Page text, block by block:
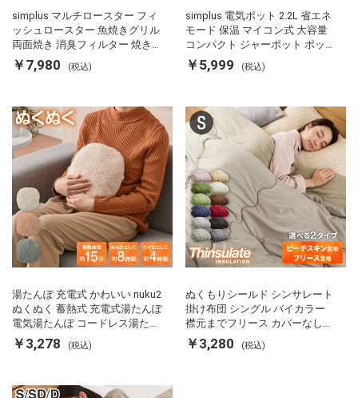
simplus マルチロースター フィ
ッシュロースター 魚焼きグリル
両面焼き 消臭フィルター 焼き魚
両面ヒーター タイマー付き SP-
FRS01 マットブラック シンプラ
￥7,980 (税込)
simplus 電気ポット 2.2L 省エネ
モード 保温 マイコン式 大容量
コンパクト ジャーポット ポット
カルキ抜き 空焚き防止 温度調節
軽量 SP-PD22 シンプラス
￥5,999 (税込)
湯たんぽ 充電式 かわいい nuku2
ぬくぬく 蓄熱式 充電式湯たんぽ
電気湯たんぽ コードレス湯たん
ぽ エコ 節電 節約 省エネ 充電式
エコ電気あんか EWT-2143 スリ
￥3,278 (税込)
ぬくもりシールド シンサレート
掛け布団 シングル バイカラー
襟元までフリース カバーなしで
使える 軽い 丸洗い 断熱 保温 抗
菌防臭 洗える 防ダニ 軽量 ホコ
￥3,280 (税込)